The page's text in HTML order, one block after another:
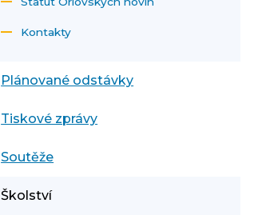
Kontakty
Plánované odstávky
Tiskové zprávy
Soutěže
Školství